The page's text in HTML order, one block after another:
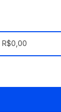
R$0,00